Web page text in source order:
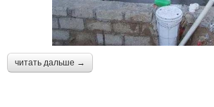
читать дальше →